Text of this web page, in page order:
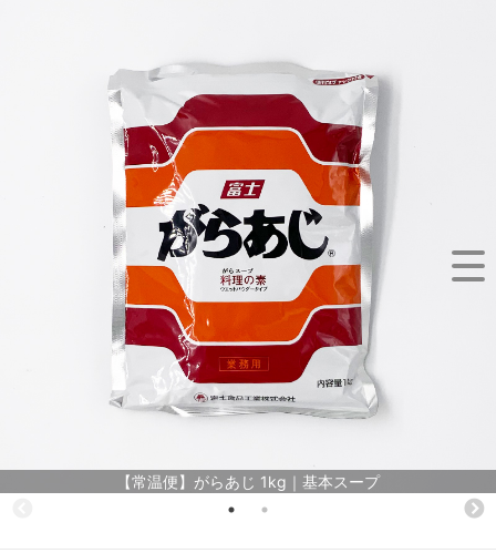
【常温便】がらあじ 1kg｜基本スープ